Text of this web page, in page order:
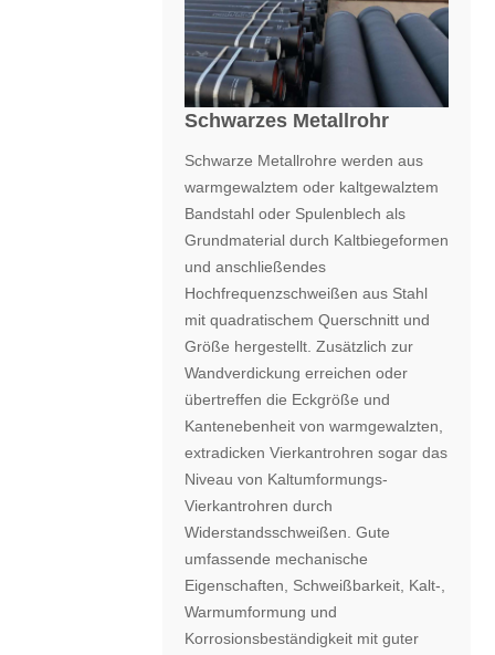
Schwarzes Metallrohr
Schwarze Metallrohre werden aus
warmgewalztem oder kaltgewalztem
Bandstahl oder Spulenblech als
Grundmaterial durch Kaltbiegeformen
und anschließendes
Hochfrequenzschweißen aus Stahl
mit quadratischem Querschnitt und
Größe hergestellt. Zusätzlich zur
Wandverdickung erreichen oder
übertreffen die Eckgröße und
Kantenebenheit von warmgewalzten,
extradicken Vierkantrohren sogar das
Niveau von Kaltumformungs-
Vierkantrohren durch
Widerstandsschweißen. Gute
umfassende mechanische
Eigenschaften, Schweißbarkeit, Kalt-,
Warmumformung und
Korrosionsbeständigkeit mit guter